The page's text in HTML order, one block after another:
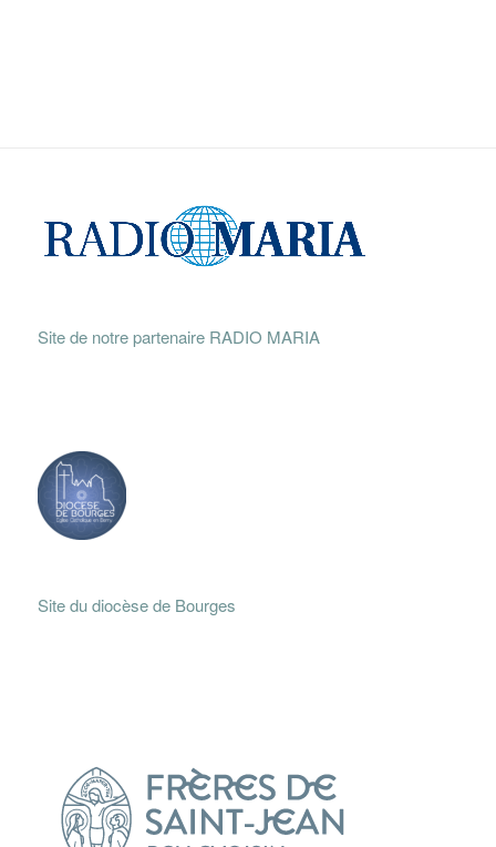
Site de notre partenaire RADIO MARIA
Site du diocèse de Bourges